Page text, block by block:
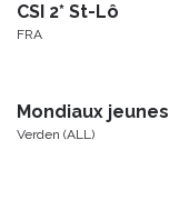
CSI 2* St-Lô
FRA
Mondiaux
Verden (ALL)